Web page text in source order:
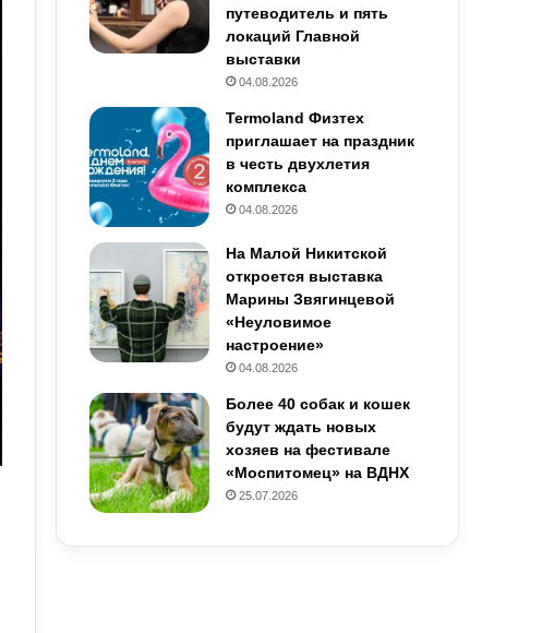
путеводитель и пять
локаций Главной
выставки
04.08.2026
Termoland Физтех
приглашает на праздник
в честь двухлетия
комплекса
04.08.2026
На Малой Никитской
откроется выставка
Марины Звягинцевой
«Неуловимое
настроение»
04.08.2026
Более 40 собак и кошек
будут ждать новых
хозяев на фестивале
«Моспитомец» на ВДНХ
25.07.2026